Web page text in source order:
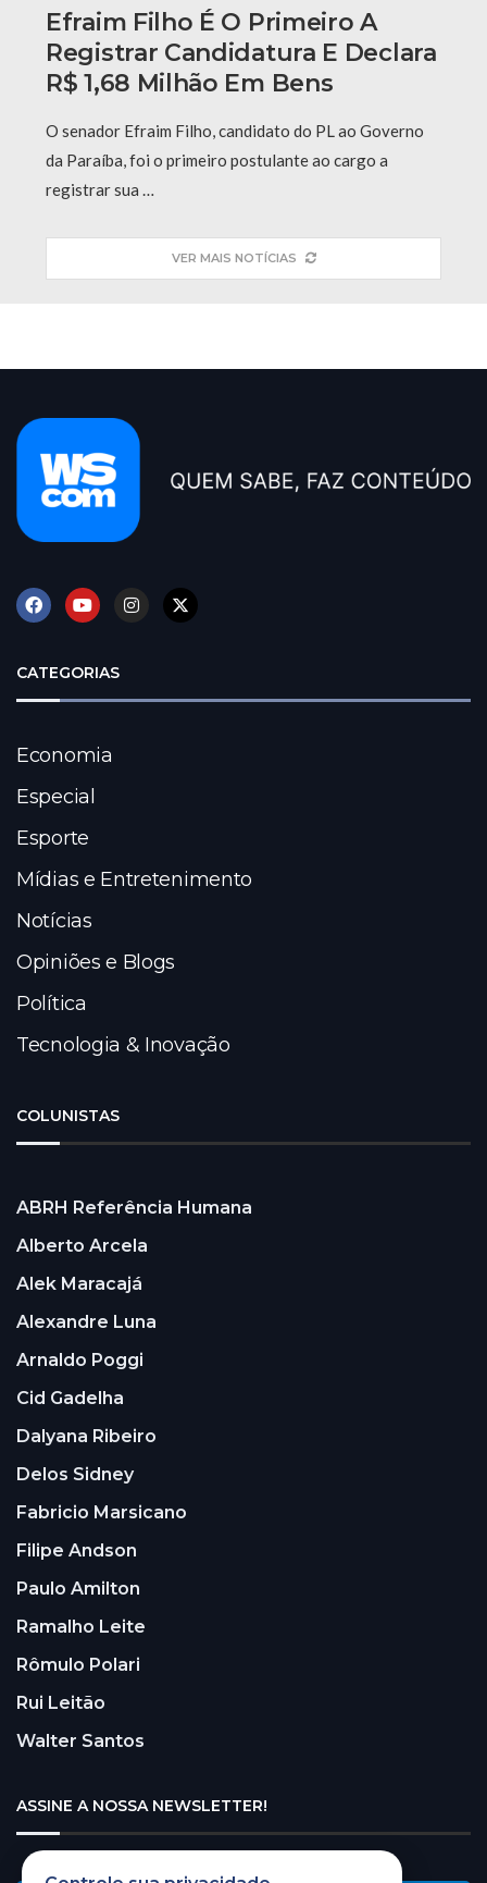
Efraim Filho É O Primeiro A
Registrar Candidatura E Declara
R$ 1,68 Milhão Em Bens
O senador Efraim Filho, candidato do PL ao Governo
da Paraíba, foi o primeiro postulante ao cargo a
registrar sua …
VER MAIS NOTÍCIAS
CATEGORIAS
Economia
Especial
Esporte
Mídias e Entretenimento
Notícias
Opiniões e Blogs
Política
Tecnologia & Inovação
COLUNISTAS
ABRH Referência Humana
Alberto Arcela
Alek Maracajá
Alexandre Luna
Arnaldo Poggi
Cid Gadelha
Dalyana Ribeiro
Delos Sidney
Fabricio Marsicano
Filipe Andson
Paulo Amilton
Ramalho Leite
Rômulo Polari
Rui Leitão
Walter Santos
ASSINE A NOSSA NEWSLETTER!